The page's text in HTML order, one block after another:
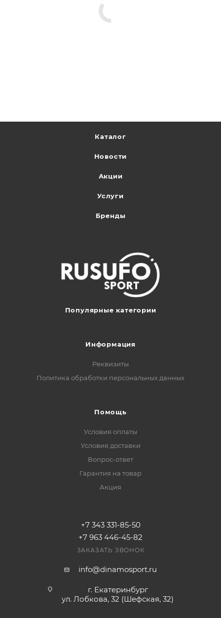
Каталог
Новости
Акции
Услуги
Бренды
Популярные категории
Информация
Реквизиты
Политика обработки персональных данных
Помощь
Условия оплаты
Условия доставки
Вопрос-ответ
Гарантия на товар
Акция
+7 343 331-85-50
+7 963 446-45-82
ЗАКАЗАТЬ ЗВОНОК
info@dinamosport.ru
г. Екатеринбург
ул. Лобкова, 32 (Шефская, 32)